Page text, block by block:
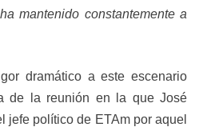
mantenido constantemente a
dramático a este escenario
de la reunión en la que José
jefe político de ETAm por aquel